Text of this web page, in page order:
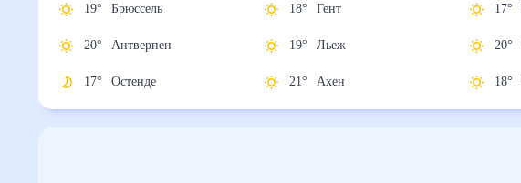
19° Брюссель
20° Антверпен
17° Остенде
18° Гент
19° Льеж
21° Ахен
17°
20°
18°